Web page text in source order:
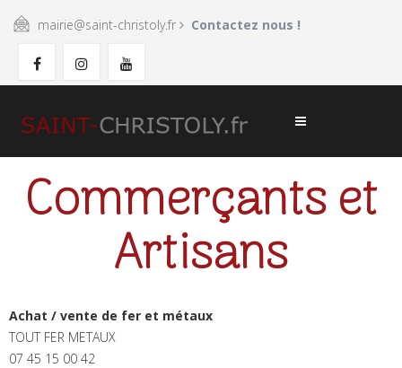
mairie@saint-christoly.fr Contactez nous !
Commerçants et
Artisans
Achat / vente de fer et métaux
TOUT FER METAUX
07 45 15 00 42